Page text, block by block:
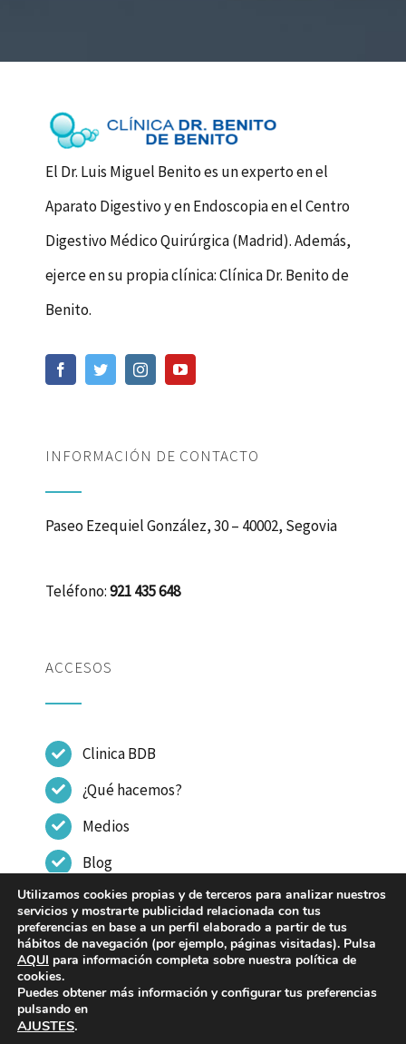
El Dr. Luis Miguel Benito es un experto en el
Aparato Digestivo y en Endoscopia en el Centro
Digestivo Médico Quirúrgica (Madrid). Además,
ejerce en su propia clínica: Clínica Dr. Benito de
Benito.
INFORMACIÓN DE CONTACTO
Paseo Ezequiel González, 30 – 40002, Segovia
Teléfono:921 435 648
ACCESOS
Clinica BDB
¿Qué hacemos?
Medios
Blog
Contactar
© Copyright 2023 - 2026 | CLINICA DR BENITO DE
BENITO |
Utilizamos cookies propias y de terceros para analizar nuestros
servicios y mostrarte publicidad relacionada con tus
preferencias en base a un perfil elaborado a partir de tus
hábitos de navegación (por ejemplo, páginas visitadas). Pulsa
AQUI para información completa sobre nuestra política de
cookies.
Puedes obtener más información y configurar tus preferencias
pulsando en
AJUSTES.